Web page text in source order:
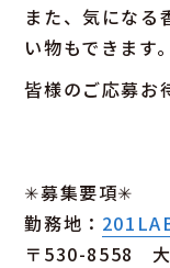
また、気になる
い物もできます。
皆様のご応募お
✳︎募集要項✳︎
勤務地：
〒530-8558 大